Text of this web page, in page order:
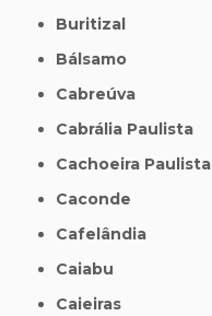
Buritizal
Bálsamo
Cabreúva
Cabrália Paulista
Cachoeira Paulista
Caconde
Cafelândia
Caiabu
Caieiras